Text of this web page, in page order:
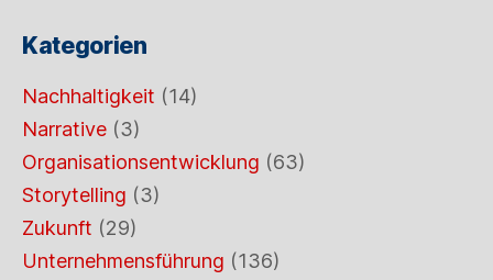
Kategorien
Nachhaltigkeit (14)
Narrative (3)
Organisationsentwicklung (63)
Storytelling (3)
Zukunft (29)
Unternehmensführung (136)